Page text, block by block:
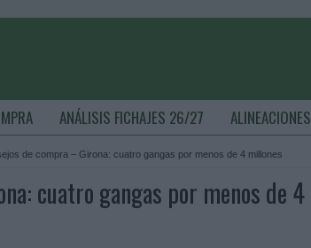
ANÁLISIS FICHAJES 26/27 ALINEACIONES
de compra – Girona: cuatro gangas por menos de 4 millones
cuatro gangas por menos de 4